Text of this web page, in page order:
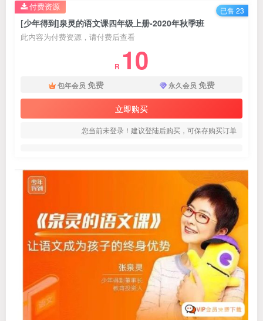
[少年得到]泉灵的语文课四年级上册-2020年秋季班
此内容为付费资源，请付费后查看
R 10
包年会员 免费 永久会员 免费
立即购买
您当前未登录！建议登陆后购买，可保存购买订单
付费资源 已售 23